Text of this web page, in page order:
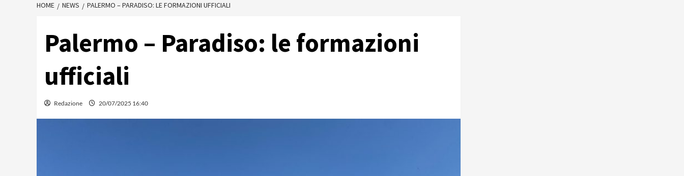
HOME NEWS PALERMO – PARADISO: LE FORMAZIONI UFFICIALI
Palermo – Paradiso: le formazioni
ufficiali
Redazione 20/07/2025 16:40